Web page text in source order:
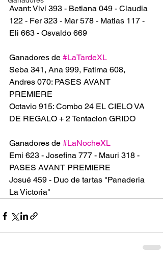
Avant: Viví 393 - Betiana 049 - Claudia
122 - Fer 323 - Mar 578 - Matias 117 -
Eli 663 - Osvaldo 669
Ganadores de #LaTardeXL
Seba 341, Ana 999, Fatima 608,
Andres 070: PASES AVANT
PREMIERE
Octavio 915: Combo 24 EL CIELO VA
DE REGALO + 2 Tentacion GRIDO
Ganadores de #LaNocheXL
Emi 623 - Josefina 777 - Mauri 318 -
PASES AVANT PREMIERE
Josué 459 - Duo de tartas "Panaderia
La Victoria"